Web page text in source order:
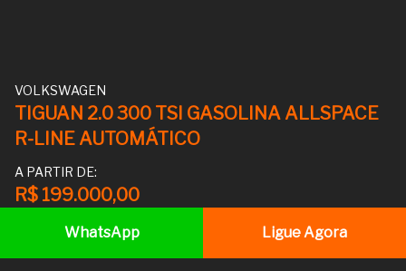
VOLKSWAGEN
TIGUAN 2.0 300 TSI GASOLINA ALLSPACE
R-LINE AUTOMÁTICO
A PARTIR DE:
R$ 199.000,00
WhatsApp Ligue Agora